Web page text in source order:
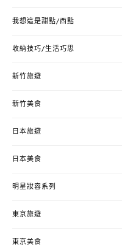
我想這是甜點/西點
收納技巧/生活巧思
新竹旅遊
新竹美食
日本旅遊
日本美食
明星妝容系列
東京旅遊
東京美食